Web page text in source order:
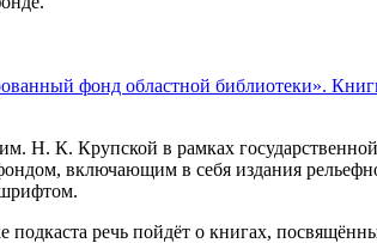
фонд областной библиотеки».
Н. К. Крупской в рамках
включающим в себя издания
подкаста речь пойдёт о книгах,